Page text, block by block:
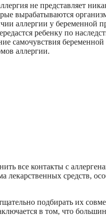
не представляет
вырабатываются
аллергии у беременной
ребенку по
самочувствия
аллергии.
все контакты с
лекарственных средств,
подбирать их
в том, что